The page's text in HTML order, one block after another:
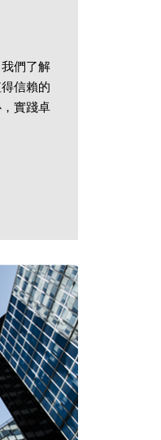
們了解
信賴的
實踐卓